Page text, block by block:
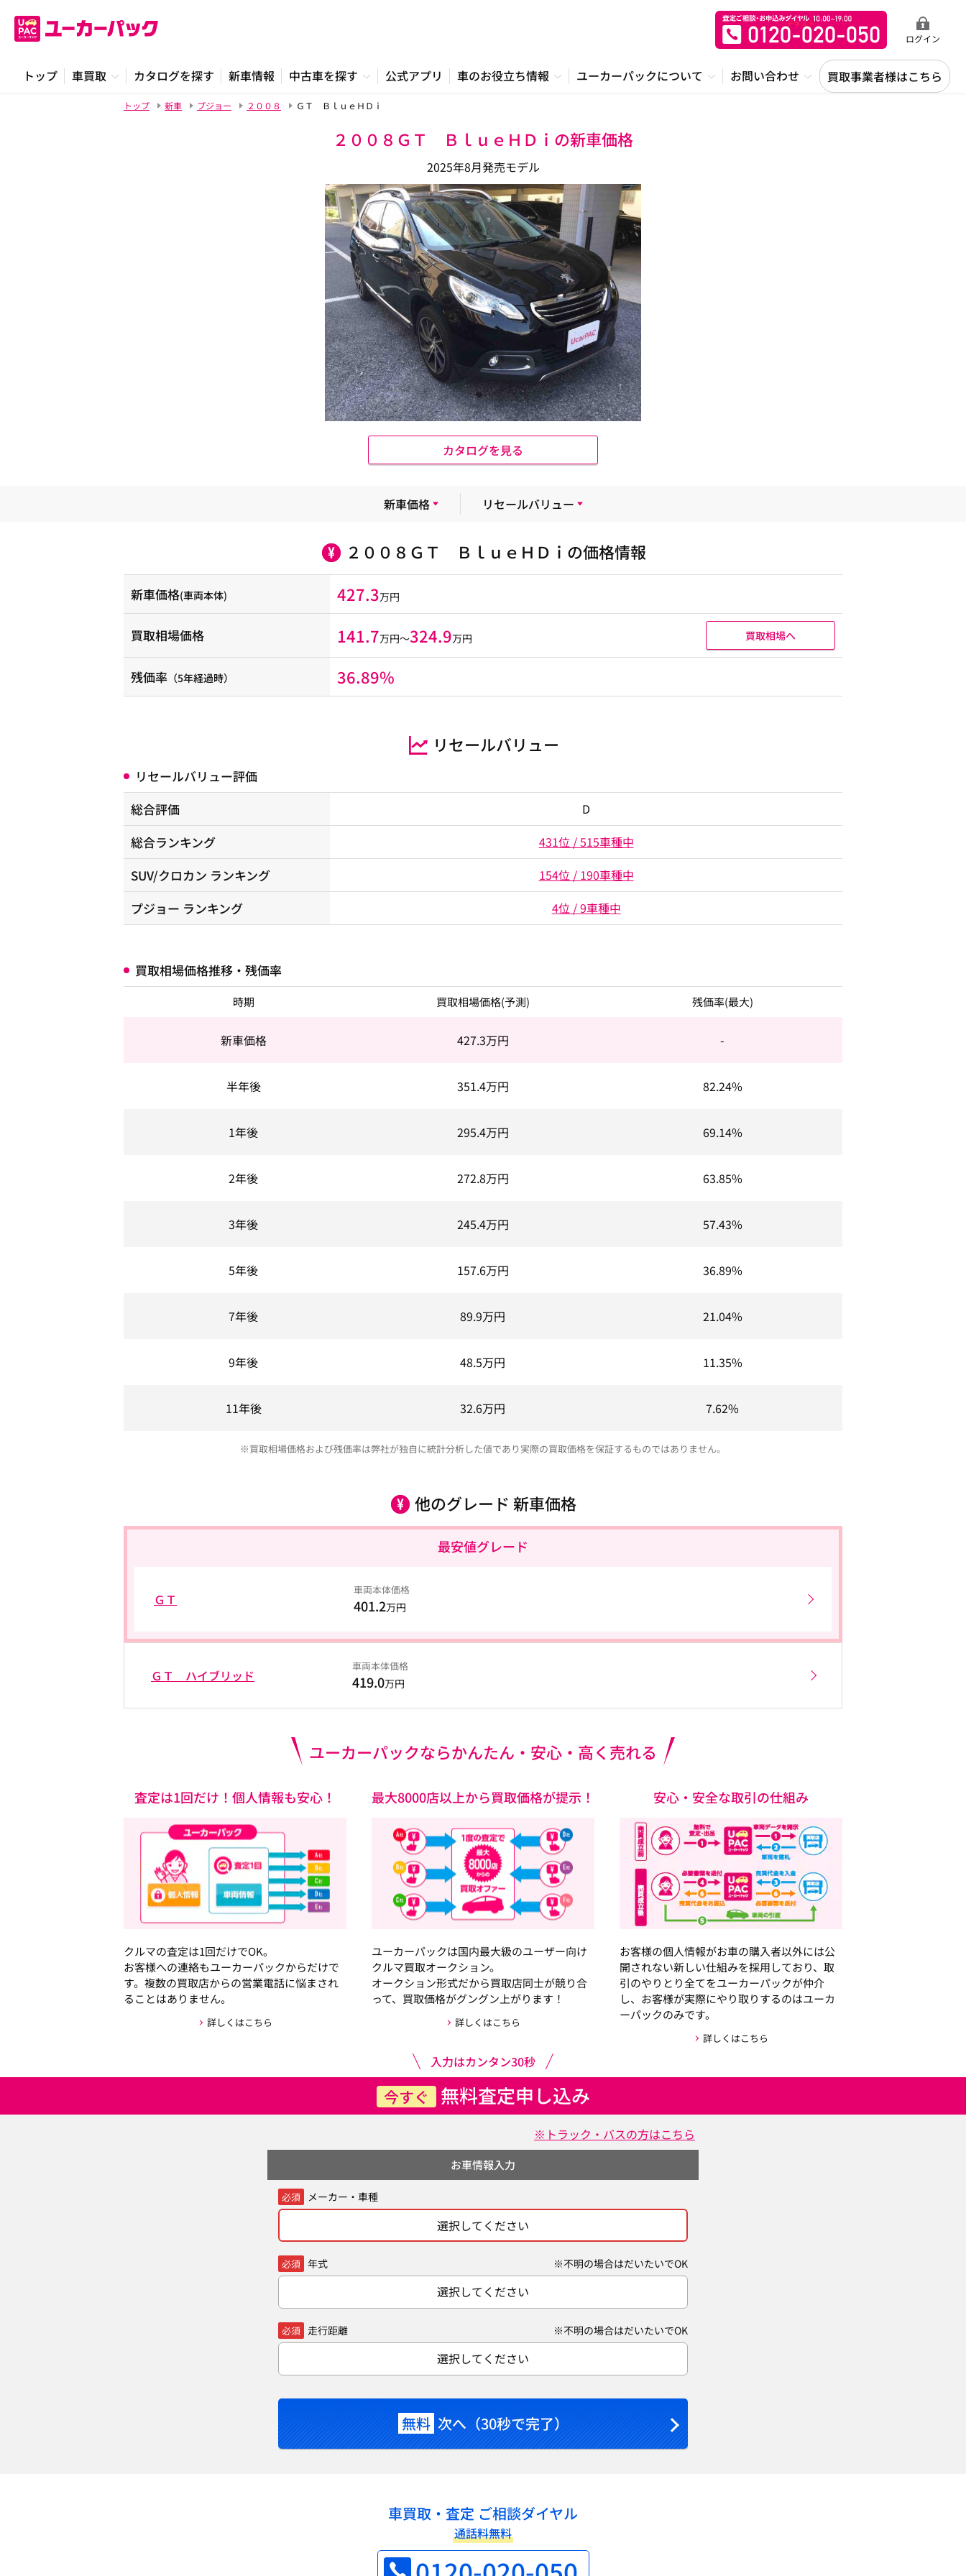
ログイン
トップ 車買取 カタログを探す 新車情報 中古車を探す 公式アプリ 車のお役立ち情報 ユーカーパックについて お問い合わせ 買取事業者様はこちら
トップ 新車 プジョー ２００８ ＧＴ ＢｌｕｅＨＤｉ
２００８ＧＴ ＢｌｕｅＨＤｉの新車価格
2025年8月発売モデル
カタログを見る
新車価格 リセールバリュー
２００８ＧＴ ＢｌｕｅＨＤｉの価格情報
新車価格(車両本体) 427.3万円
買取相場価格 141.7万円〜324.9万円 買取相場へ
残価率 （5年経過時） 36.89%
リセールバリュー
リセールバリュー評価
総合評価
D
総合ランキング 431位 / 515車種中
SUV/クロカン ランキング 154位 / 190車種中
プジョー ランキング 4位 / 9車種中
買取相場価格推移・残価率
時期 買取相場価格(予測) 残価率(最大)
新車価格 427.3万円 -
半年後 351.4万円 82.24%
1年後 295.4万円 69.14%
2年後 272.8万円 63.85%
3年後 245.4万円 57.43%
5年後 157.6万円 36.89%
7年後 89.9万円 21.04%
9年後 48.5万円 11.35%
11年後 32.6万円 7.62%
※買取相場価格および残価率は弊社が独自に統計分析した値であり実際の買取価格を保証するものではありません。
他のグレード 新車価格
最安値グレード
ＧＴ
車両本体価格
401.2万円
ＧＴ ハイブリッド
車両本体価格
419.0万円
ユーカーパックならかんたん・安心・高く売れる
査定は1回だけ！個人情報も安心！
クルマの査定は1回だけでOK。
お客様への連絡もユーカーパックからだけで
す。複数の買取店からの営業電話に悩まされ
ることはありません。
詳しくはこちら
最大8000店以上から買取価格が提示！
ユーカーパックは国内最大級のユーザー向け
クルマ買取オークション。
オークション形式だから買取店同士が競り合
って、買取価格がグングン上がります！
詳しくはこちら
安心・安全な取引の仕組み
お客様の個人情報がお車の購入者以外には公
開されない新しい仕組みを採用しており、取
引のやりとり全てをユーカーパックが仲介
し、お客様が実際にやり取りするのはユーカ
ーパックのみです。
詳しくはこちら
入力はカンタン30秒
今すぐ 無料査定申し込み
※トラック・バスの方はこちら
お車情報入力
必須 メーカー・車種
選択してください
必須 年式 ※不明の場合はだいたいでOK
選択してください
必須 走行距離 ※不明の場合はだいたいでOK
選択してください
無料 次へ（30秒で完了）
車買取・査定 ご相談ダイヤル
通話料無料